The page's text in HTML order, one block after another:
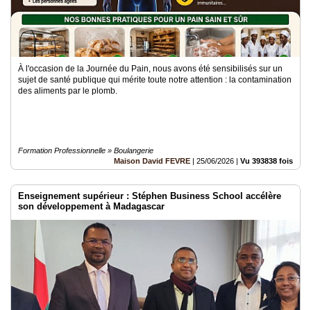
À l'occasion de la Journée du Pain, nous avons été sensibilisés sur un
sujet de santé publique qui mérite toute notre attention : la contamination
des aliments par le plomb.
Formation Professionnelle » Boulangerie
Maison David FEVRE | 25/06/2026 | Vu 393838 fois
Enseignement supérieur : Stéphen Business School accélère
son développement à Madagascar